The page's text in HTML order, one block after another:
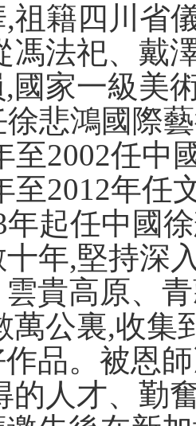
,祖籍四川省
馮法祀、戴
國家一級美
徐悲鴻國際
至2002任中
至2012年任
年起任中國
年,堅持深
貴高原、
萬公裏,收集
品。被恩
的人才、勤